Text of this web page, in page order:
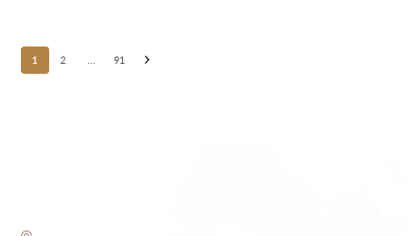
Posts
pagination
1 2 91